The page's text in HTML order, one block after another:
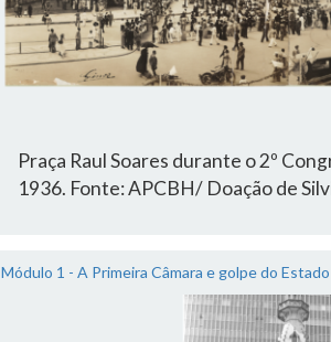
Praça Raul Soares durante o 2º
1936. Fonte: APCBH/ Doação de
Módulo 1 - A Primeira Câmara e golpe do